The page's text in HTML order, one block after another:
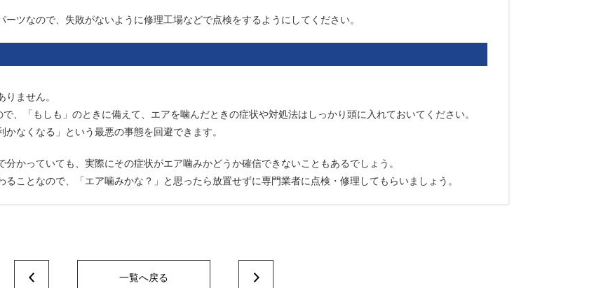
ツなので、失敗がないように修理工場などで点検をするようにしてください。
ません。
、「もしも」のときに備えて、エアを噛んだときの症状や対処法はしっかり頭に入れておいてください。
なくなる」という最悪の事態を回避できます。
かっていても、実際にその症状がエア噛みかどうか確信できないこともあるでしょう。
ことなので、「エア噛みかな？」と思ったら放置せずに専門業者に点検・修理してもらいましょう。
一覧へ戻る